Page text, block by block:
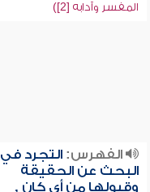
المفسر وآدابه [2])
الفهرس:التجرد في
البحث عن الحقيقة
وقبولها من أي كان ,